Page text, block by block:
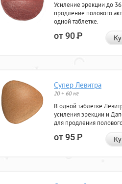
Усиление эрекции до 36
продление полового
одной таблетке.
от 90Р
Супер Левитра
20 + 60 мг
В одной таблетке
усиления эрекции и
для продления
от 95Р